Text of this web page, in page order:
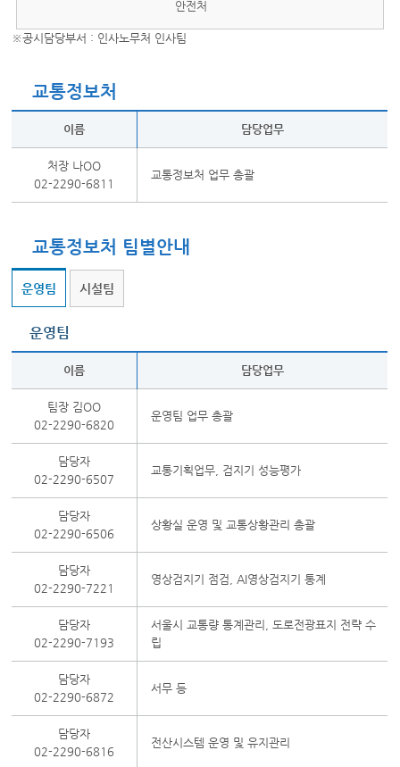
안전처
※공시담당부서 : 인사노무처 인사팀
교통정보처
이름 담당업무
처장 나OO
02-2290-6811
교통정보처 업무 총괄
교통정보처 팀별안내
운영팀 시설팀
운영팀
이름 담당업무
팀장 김OO
02-2290-6820
운영팀 업무 총괄
담당자
02-2290-6507
교통기획업무, 검지기 성능평가
담당자
02-2290-6506
상황실 운영 및 교통상황관리 총괄
담당자
02-2290-7221
영상검지기 점검, AI영상검지기 통계
담당자
02-2290-7193
서울시 교통량 통계관리, 도로전광표지 전략 수
립
담당자
02-2290-6872
서무 등
담당자
02-2290-6816
전산시스템 운영 및 유지관리